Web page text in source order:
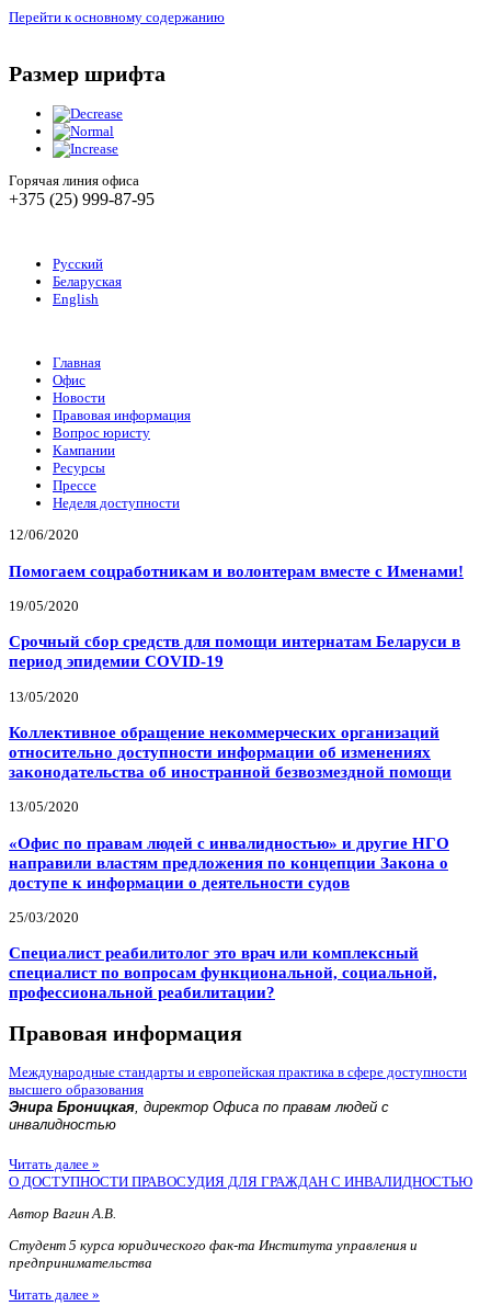
Перейти к основному содержанию
Размер шрифта
Горячая линия офиса
+375 (25) 999-87-95
Русский
Беларуская
English
Главная
Офис
Новости
Правовая информация
Вопрос юристу
Кампании
Ресурсы
Прессе
Неделя доступности
12/06/2020
Помогаем соцработникам и волонтерам вместе с Именами!
19/05/2020
Срочный сбор средств для помощи интернатам Беларуси в
период эпидемии COVID-19
13/05/2020
Коллективное обращение некоммерческих организаций
относительно доступности информации об изменениях
законодательства об иностранной безвозмездной помощи
13/05/2020
«Офис по правам людей с инвалидностью» и другие НГО
направили властям предложения по концепции Закона о
доступе к информации о деятельности судов
25/03/2020
Специалист реабилитолог это врач или комплексный
специалист по вопросам функциональной, социальной,
профессиональной реабилитации?
Правовая информация
Международные стандарты и европейская практика в сфере доступности
высшего образования
Энира Броницкая, директор Офиса по правам людей с
инвалидностью
Читать далее »
О ДОСТУПНОСТИ ПРАВОСУДИЯ ДЛЯ ГРАЖДАН С ИНВАЛИДНОСТЬЮ
Автор Вагин А.В.
Студент 5 курса юридического фак-та Института управления и
предпринимательства
Читать далее »